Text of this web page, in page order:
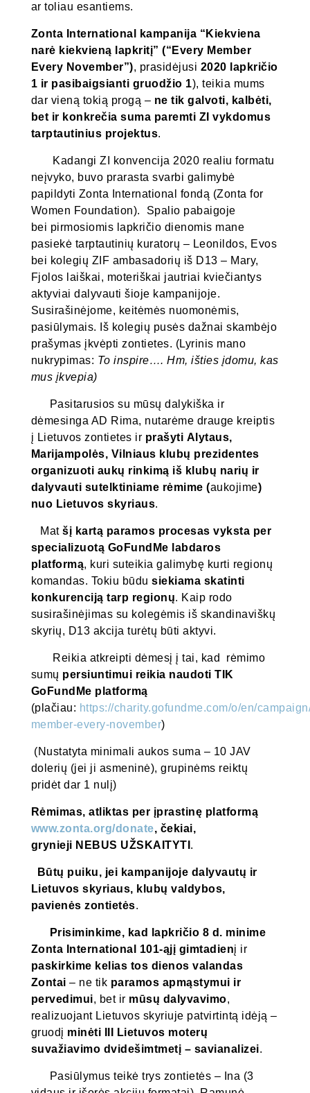
ar toliau esantiems.
Zonta International kampanija “Kiekviena
narė kiekvieną lapkritį” (“Every Member
Every November”), prasidėjusi 2020 lapkričio
1 ir pasibaigsianti gruodžio 1), teikia mums
dar vieną tokią progą – ne tik galvoti, kalbėti,
bet ir konkrečia suma paremti ZI vykdomus
tarptautinius projektus.
Kadangi ZI konvencija 2020 realiu formatu
neįvyko, buvo prarasta svarbi galimybė
papildyti Zonta International fondą (Zonta for
Women Foundation). Spalio pabaigoje
bei pirmosiomis lapkričio dienomis mane
pasiekė tarptautinių kuratorų – Leonildos, Evos
bei kolegių ZIF ambasadorių iš D13 – Mary,
Fjolos laiškai, moteriškai jautriai kviečiantys
aktyviai dalyvauti šioje kampanijoje.
Susirašinėjome, keitėmės nuomonėmis,
pasiūlymais. Iš kolegių pusės dažnai skambėjo
prašymas įkvėpti zontietes. (Lyrinis mano
nukrypimas: To inspire…. Hm, išties įdomu, kas
mus įkvepia)
Pasitarusios su mūsų dalykiška ir
dėmesinga AD Rima, nutarėme drauge kreiptis
į Lietuvos zontietes ir prašyti Alytaus,
Marijampolės, Vilniaus klubų prezidentes
organizuoti aukų rinkimą iš klubų narių ir
dalyvauti sutelktiniame rėmime (aukojime)
nuo Lietuvos skyriaus.
Matšį kartą paramos procesas vyksta per
specializuotą GoFundMe labdaros
platformą, kuri suteikia galimybę kurti regionų
komandas. Tokiu būdusiekiama skatinti
konkurenciją tarp regionų. Kaip rodo
susirašinėjimas su kolegėmis iš skandinaviškų
skyrių, D13 akcija turėtų būti aktyvi.
Reikia atkreipti dėmesį į tai, kad rėmimo
sumų persiuntimui reikia naudoti TIK
GoFundMe platformą
(plačiau: https://charity.gofundme.com/o/en/
member-every-november)
(Nustatyta minimali aukos suma – 10 JAV
dolerių (jei ji asmeninė), grupinėms reiktų
pridėt dar 1 nulį)
Rėmimas, atliktas per įprastinę platformą
www.zonta.org/donate, čekiai,
grynieji NEBUS UŽSKAITYTI .
Būtų puiku, jei kampanijoje dalyvautų ir
Lietuvos skyriaus, klubų valdybos,
pavienės zontietės.
Prisiminkime, kad lapkričio 8 d. minime
Zonta International 101-ąjį gimtadienį ir
paskirkime kelias tos dienos valandas
Zontai – ne tik paramos apmąstymui ir
pervedimui, bet ir mūsų dalyvavimo,
realizuojant Lietuvos skyriuje patvirtintą idėją –
gruodį minėti III Lietuvos moterų
suvažiavimo dvidešimtmetį – savianalizei.
Pasiūlymus teikė trys zontietės – Ina (3